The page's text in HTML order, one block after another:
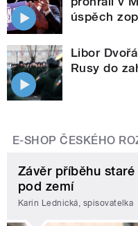
úspěch
Libor
Rusy do
E-SHOP ČESKÉHO
Závěr příběhu
pod zemí
Karin Lednická, spisovatelka